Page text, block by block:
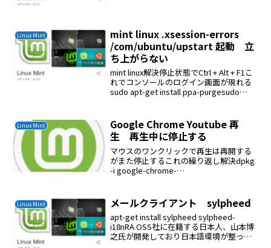
Linux Mint
mint linux .xsession-errors
/com/ubuntu/upstart 起動 立
ち上がらない
mint linux解決停止状態でCtrl + Alt + F1こ
れでコンソールのログイン画面が現れる
sudo apt-get install ppa-purgesudo
Linux Mint
Google Chrome Youtube 再
生 再生中に停止する
マウスのワンクリックで再生は再開する
がまた停止するこれの繰り返し解決dpkg
-i google-chrome-
Linux Mint メールクライアント sylpheed
apt-get install sylpheed sylpheed-
i18nRA OSS社に在籍する日本人、山本博
之氏が開発しており日本語環境が整った